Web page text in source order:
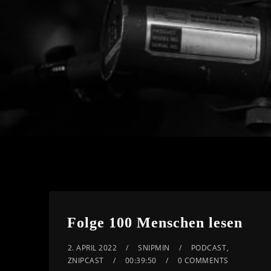
Folge 100 Menschen lesen
2. APRIL 2022 SNIPMIN PODCAST,
ZNIPCAST
00:39:50 0 COMMENTS